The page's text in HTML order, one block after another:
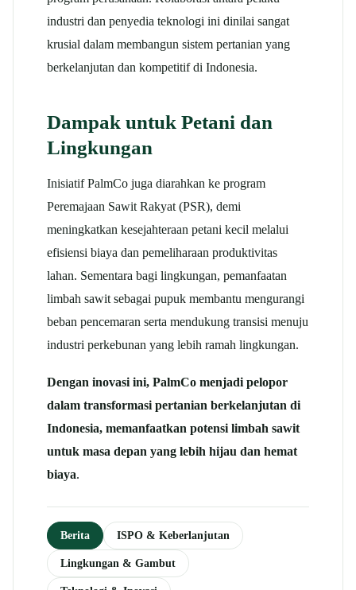
industri dan penyedia teknologi ini dinilai sangat
krusial dalam membangun sistem pertanian yang
berkelanjutan dan kompetitif di Indonesia.
Dampak untuk Petani dan
Lingkungan
Inisiatif PalmCo juga diarahkan ke program
Peremajaan Sawit Rakyat (PSR), demi
meningkatkan kesejahteraan petani kecil melalui
efisiensi biaya dan pemeliharaan produktivitas
lahan. Sementara bagi lingkungan, pemanfaatan
limbah sawit sebagai pupuk membantu mengurangi
beban pencemaran serta mendukung transisi menuju
industri perkebunan yang lebih ramah lingkungan.
Dengan inovasi ini, PalmCo menjadi pelopor
dalam transformasi pertanian berkelanjutan di
Indonesia, memanfaatkan potensi limbah sawit
untuk masa depan yang lebih hijau dan hemat
biaya.
Berita ISPO & Keberlanjutan
Lingkungan & Gambut